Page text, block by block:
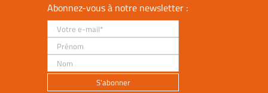
Abonnez-vous à notre newsletter :